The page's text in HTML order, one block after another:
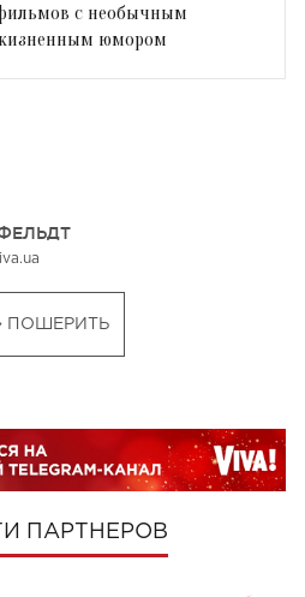
с необычным
юмором
ПОШЕРИТЬ
ПАРТНЕРОВ